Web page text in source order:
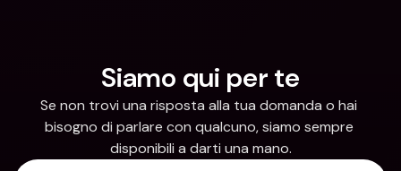
Siamo qui per te
Se non trovi una risposta alla tua domanda o hai
bisogno di parlare con qualcuno, siamo sempre
disponibili a darti una mano.